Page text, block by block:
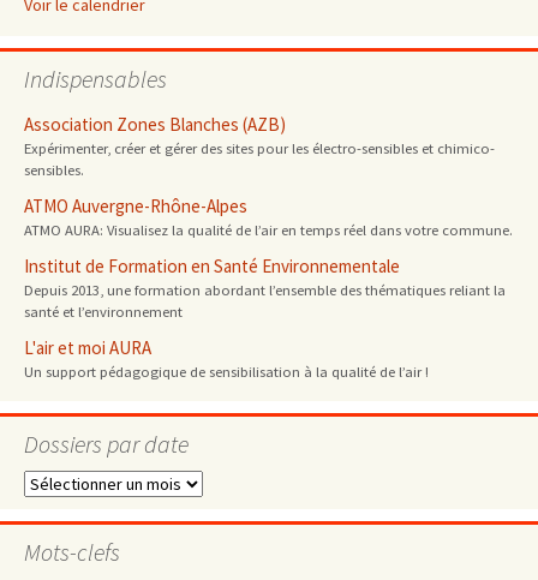
Voir le calendrier
Indispensables
Association Zones Blanches (AZB)
Expérimenter, créer et gérer des sites pour les électro-sensibles et chimico-
sensibles.
ATMO Auvergne-Rhône-Alpes
ATMO AURA: Visualisez la qualité de l’air en temps réel dans votre commune.
Institut de Formation en Santé Environnementale
Depuis 2013, une formation abordant l’ensemble des thématiques reliant la
santé et l’environnement
L'air et moi AURA
Un support pédagogique de sensibilisation à la qualité de l’air !
Dossiers par date
Dossiers
date
Mots-clefs